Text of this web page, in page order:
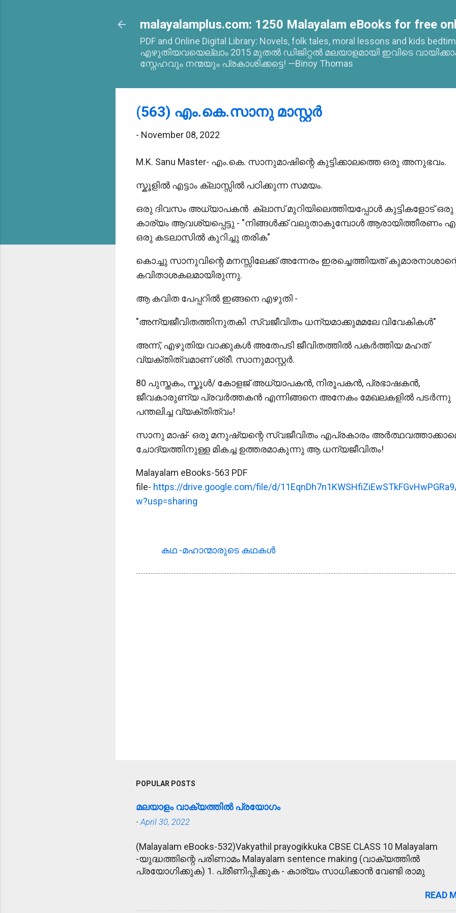
malayalamplus.com: 1250 Malayalam eBooks for free
PDF and Online Digital Library: Novels, folk tales, moral lessons and kids
എഴുതിയവയെല്ലാം 2015 മുതൽ ഡിജിറ്റൽ മലയാളമായി ഇവിടെ
സ്നേഹവും നന്മയും പ്രകാശിക്കട്ടെ! —Binoy Thomas
(563) എം.കെ.സാനു മാസ്റ്റർ
- November 08, 2022
M.K. Sanu Master- എം.കെ. സാനുമാഷിന്റെ കുട്ടിക്കാലത്തെ ഒരു അനുഭവം.
സ്കൂളിൽ എട്ടാം ക്ലാസ്സിൽ പഠിക്കുന്ന സമയം.
ഒരു ദിവസം അധ്യാപകൻ ക്ലാസ് മുറിയിലെത്തിയപ്പോൾ കുട്ടികളോട് ഒരു
കാര്യം ആവശ്യപ്പെട്ടു - "നിങ്ങൾക്ക് വലുതാകുമ്പോൾ ആരായിത്തീരണം
ഒരു കടലാസിൽ കുറിച്ചു തരിക"
കൊച്ചു സാനുവിന്റെ മനസ്സിലേക്ക് അന്നേരം ഇരച്ചെത്തിയത്
കവിതാശകലമായിരുന്നു.
ആ കവിത പേപ്പറിൽ ഇങ്ങനെ എഴുതി -
"അന്യജീവിതത്തിനുതകി സ്വജീവിതം ധന്യമാക്കുമമലേ വിവേകികൾ"
അന്ന്, എഴുതിയ വാക്കുകൾ അതേപടി ജീവിതത്തിൽ പകർത്തിയ മഹത്
വ്യക്തിത്വമാണ് ശ്രീ. സാനുമാസ്റ്റർ.
80 പുസ്തകം, സ്കൂൾ/ കോളജ് അധ്യാപകൻ, നിരൂപകൻ, പ്രഭാഷകൻ,
ജീവകാരുണ്യ പ്രവർത്തകൻ എന്നിങ്ങനെ അനേകം മേഖലകളിൽ പടർന്നു
പന്തലിച്ച വ്യക്തിത്വം!
സാനു മാഷ്- ഒരു മനുഷ്യന്റെ സ്വജീവിതം എപ്രകാരം
ചോദ്യത്തിനുള്ള മികച്ച ഉത്തരമാകുന്നു ആ ധന്യജീവിതം!
Malayalam eBooks-563 PDF
file- https://drive.google.com/file/d/
w?usp=sharing
കഥ -മഹാന്മാരുടെ കഥകള്‍
POPULAR POSTS
മലയാളം വാക്യത്തിൽ പ്രയോഗം
- April 30, 2022
(Malayalam eBooks-532)Vakyathil prayogikkuka CBSE CLASS 10 Malayalam
-യുദ്ധത്തിന്റെ പരിണാമം Malayalam sentence making (വാക്യത്തിൽ
പ്രയോഗിക്കുക) 1. പ്രീണിപ്പിക്കുക - കാര്യം സാധിക്കാൻ വേണ്ടി രാമു
READ